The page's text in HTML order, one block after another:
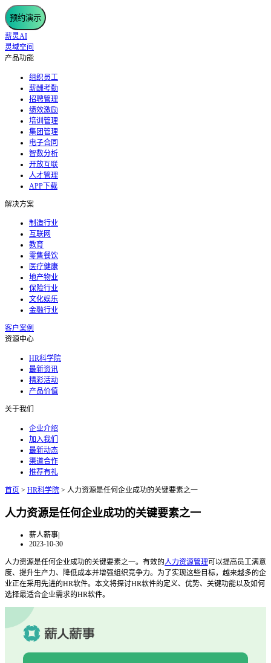
预约演示
薪灵AI
灵域空间
产品功能
组织员工
薪酬考勤
招聘管理
绩效激励
培训管理
集团管理
电子合同
智数分析
开放互联
人才管理
APP下载
解决方案
制造行业
互联网
教育
零售餐饮
医疗健康
地产物业
保险行业
文化娱乐
金融行业
客户案例
资源中心
HR科学院
最新资讯
精彩活动
产品价值
关于我们
企业介绍
加入我们
最新动态
渠道合作
推荐有礼
首页 > HR科学院 > 人力资源是任何企业成功的关键要素之一
人力资源是任何企业成功的关键要素之一
薪人薪事|
2023-10-30
人力资源是任何企业成功的关键要素之一。有效的人力资源管理可以提高员工满意
度、提升生产力、降低成本并增强组织竞争力。为了实现这些目标，越来越多的企
业正在采用先进的HR软件。本文将探讨HR软件的定义、优势、关键功能以及如何
选择最适合企业需求的HR软件。